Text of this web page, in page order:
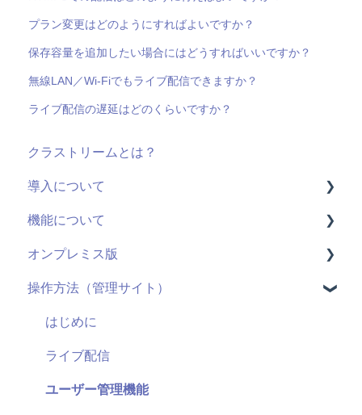
プラン変更はどのようにすればよいですか？
保存容量を追加したい場合にはどうすればいいですか？
無線LAN／Wi-Fiでもライブ配信できますか？
ライブ配信の遅延はどのくらいですか？
クラストリームとは？
導入について
料金・プラン
機能(導入前)
サービス
導入に向けて
サポート
セキュリティ
機能について
動画配信
ライブ配信
ユーザーID
管理機能：管理サイト
アンケート機能
オンプレミス版
全般
用語
システム仕様
お申し込み・導入
操作方法（管理サイト）
はじめに
ライブ配信
ユーザー管理機能